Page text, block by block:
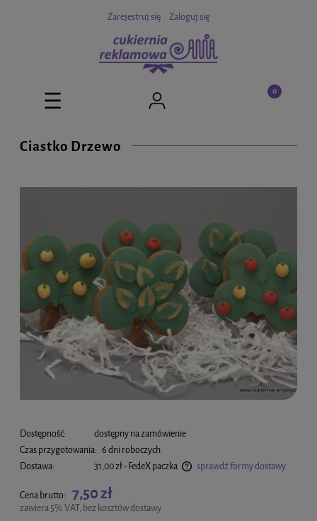
Zarejestruj się Zaloguj się
Ciastko Drzewo
Dostępność:
dostępny na zamówienie
Czas przygotowania: 6 dni roboczych
Dostawa:
31,00 zł- FedeX paczka sprawdź formy dostawy
Cena brutto: 7,50 zł
zawiera 5% VAT, bez kosztów dostawy